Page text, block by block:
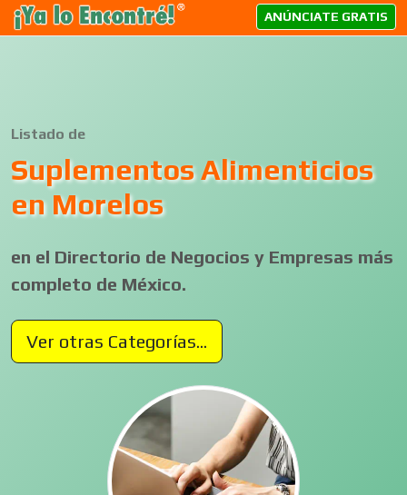
ANÚNCIATE GRATIS
Listado de
Suplementos Alimenticios
en Morelos
en el Directorio de Negocios y Empresas más
completo de México.
Ver otras Categorías...